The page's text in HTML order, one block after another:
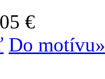
€
Do motívu»